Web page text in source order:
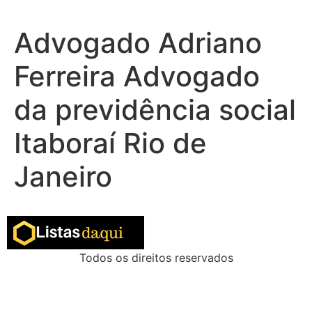
Advogado Adriano
Ferreira Advogado
da previdência social
Itaboraí Rio de
Janeiro
Todos os direitos reservados